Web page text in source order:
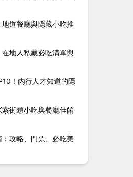
道餐廳與隱藏小吃推
地人私藏必吃清單與
！內行人才知道的隱
街頭小吃與餐廳佳餚
攻略、門票、必吃美